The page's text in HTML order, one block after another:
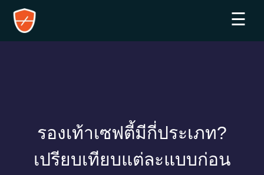
☰
รองเท้าเซฟตี้มีกี่ประเภท?
เปรียบเทียบแต่ละแบบก่อน